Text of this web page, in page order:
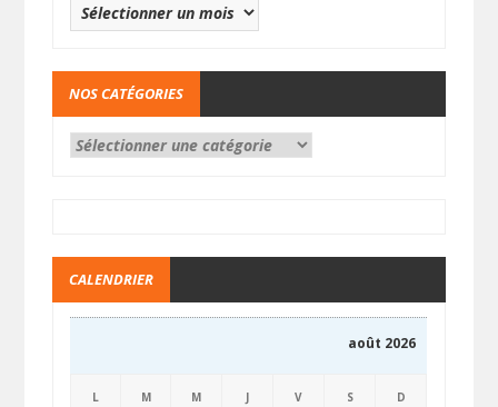
NOS CATÉGORIES
CALENDRIER
août 2026
L M M J V S D